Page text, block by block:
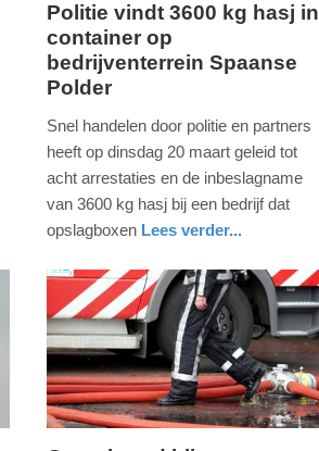
donderdag,
22.
maart
2018
-
18:29
Update:
04-
2025
09:10
Politie vindt 3600 kg hasj in
container op
bedrijventerrein Spaanse
Polder
Snel handelen door politie en partners
heeft op dinsdag 20 maart geleid tot
acht arrestaties en de inbeslagname
van 3600 kg hasj bij een bedrijf dat
opslagboxen Lees verder...
holland